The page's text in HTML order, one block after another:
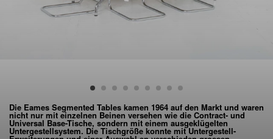
Die Eames Segmented Tables kamen 1964 auf den Markt und waren
nicht nur mit einzelnen Beinen versehen wie die Contract- und
Universal Base-Tische, sondern mit einem ausgeklügelten
Untergestellsystem. Die Tischgröße konnte mit Untergestell-